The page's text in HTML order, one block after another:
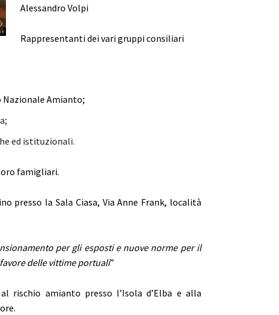
Alessandro Volpi
Rappresentanti dei vari gruppi consiliari
Nazionale Amianto;
ed istituzionali.
famigliari.
presso la Sala Ciasa, Via Anne Frank, località
per gli esposti e nuove norme per il
delle vittime portuali”
rischio amianto presso l’Isola d’Elba e alla